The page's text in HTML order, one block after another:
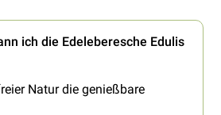
ich die Edeleberesche Edulis
Natur die genießbare